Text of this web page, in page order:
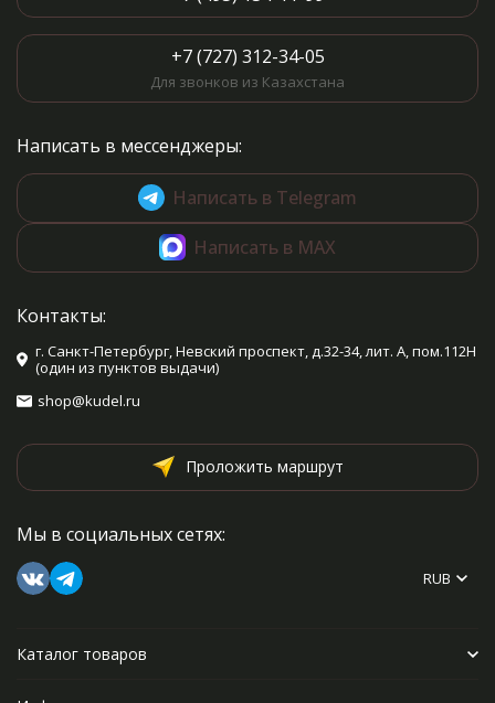
+7 (727) 312-34-05
Для звонков из Казахстана
Написать в мессенджеры:
Написать в Telegram
Написать в MAX
Контакты:
г. Санкт-Петербург, Невский проспект, д.32-34, лит. А, пом.112Н
(один из пунктов выдачи)
shop@kudel.ru
Проложить маршрут
Мы в социальных сетях:
RUB
Каталог товаров